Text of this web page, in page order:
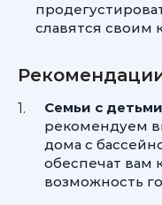
славятся своим
Семьи с
рекомендуем
дома с
обеспечат вам
возможность